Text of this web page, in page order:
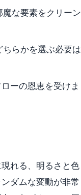
な要素をクリーン
らかを選ぶ必要は
ーの恩恵を受けま
れる、明るさと色
ダムな変動が非常